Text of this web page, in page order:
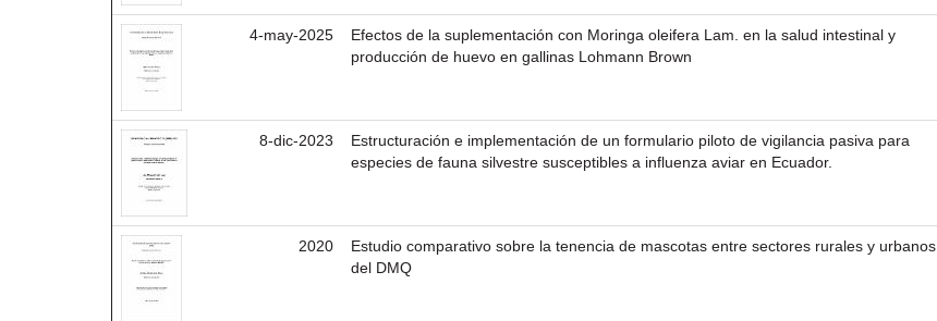
4-may-2025
Efectos de la suplementación con Moringa oleifera Lam. en la salud intestinal y
producción de huevo en gallinas Lohmann Brown
8-dic-2023
Estructuración e implementación de un formulario piloto de vigilancia pasiva para
especies de fauna silvestre susceptibles a influenza aviar en Ecuador.
2020
Estudio comparativo sobre la tenencia de mascotas entre sectores rurales y urbanos
del DMQ